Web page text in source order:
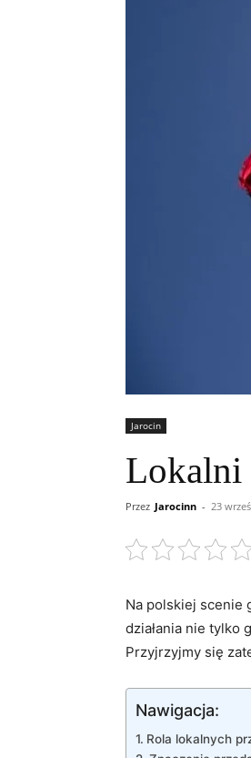
Jarocin
Lokalni
Przez Jarocinn - 23
Na ⁣polskiej scenie‌
działania nie tylko
⁢Przyjrzyjmy się
Nawigacja:
Rola lokalnych